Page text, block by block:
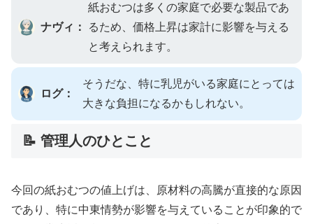
ナヴィ：
紙おむつは多くの家庭で必要な製品であ
るため、価格上昇は家計に影響を与える
と考えられます。
ログ：
そうだな、特に乳児がいる家庭にとっては
大きな負担になるかもしれない。
📝 管理人のひとこと
今回の紙おむつの値上げは、原材料の高騰が直接的な原因
であり、特に中東情勢が影響を与えていることが印象的で